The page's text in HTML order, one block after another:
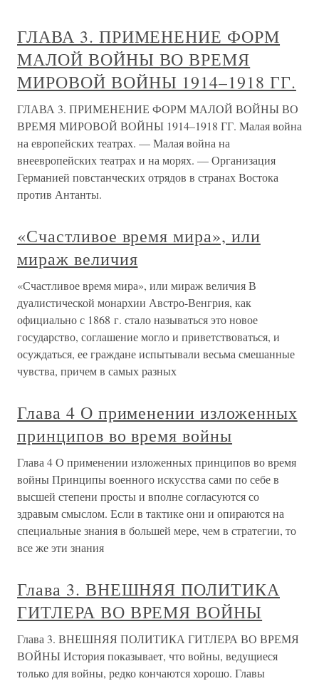
ГЛАВА 3. ПРИМЕНЕНИЕ ФОРМ
МАЛОЙ ВОЙНЫ ВО ВРЕМЯ
МИРОВОЙ ВОЙНЫ 1914–1918 ГГ.
ГЛАВА 3. ПРИМЕНЕНИЕ ФОРМ МАЛОЙ ВОЙНЫ ВО
ВРЕМЯ МИРОВОЙ ВОЙНЫ 1914–1918 ГГ. Малая война
на европейских театрах. — Малая война на
внеевропейских театрах и на морях. — Организация
Германией повстанческих отрядов в странах Востока
против Антанты.
«Счастливое время мира», или
мираж величия
«Счастливое время мира», или мираж величия В
дуалистической монархии Австро-Венгрия, как
официально с 1868 г. стало называться это новое
государство, соглашение могло и приветствоваться, и
осуждаться, ее граждане испытывали весьма смешанные
чувства, причем в самых разных
Глава 4 О применении изложенных
принципов во время войны
Глава 4 О применении изложенных принципов во время
войны Принципы военного искусства сами по себе в
высшей степени просты и вполне согласуются со
здравым смыслом. Если в тактике они и опираются на
специальные знания в большей мере, чем в стратегии, то
все же эти знания
Глава 3. ВНЕШНЯЯ ПОЛИТИКА
ГИТЛЕРА ВО ВРЕМЯ ВОЙНЫ
Глава 3. ВНЕШНЯЯ ПОЛИТИКА ГИТЛЕРА ВО ВРЕМЯ
ВОЙНЫ История показывает, что войны, ведущиеся
только для войны, редко кончаются хорошо. Главы